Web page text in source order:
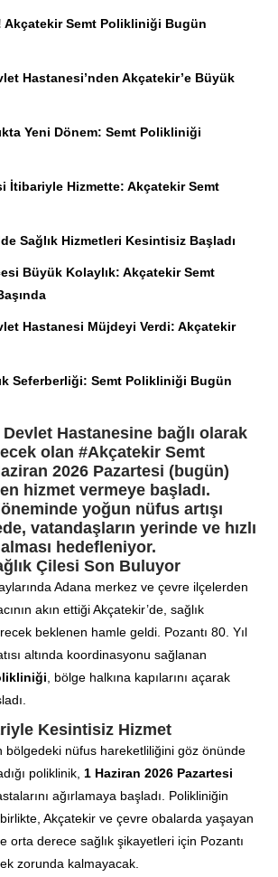
Akçatekir Semt Polikliniği Bugün
Hastanesi’nden Akçatekir’e Büyük
Yeni Dönem: Semt Polikliniği
İtibariyle Hizmette: Akçatekir Semt
Sağlık Hizmetleri Kesintisiz Başladı
Büyük Kolaylık: Akçatekir Semt
Hastanesi Müjdeyi Verdi: Akçatekir
Seferberliği: Semt Polikliniği Bugün
Devlet Hastanesine bağlı olarak
olan #Akçatekir Semt
2026 Pazartesi (bugün)
hizmet vermeye başladı.
yoğun nüfus artışı
vatandaşların yerinde ve hızlı
hedefleniyor.
Çilesi Son Buluyor
Adana merkez ve çevre ilçelerden
akın ettiği Akçatekir’de, sağlık
beklenen hamle geldi. Pozantı 80. Yıl
altında koordinasyonu sağlanan
, bölge halkına kapılarını açarak
Kesintisiz Hizmet
bölgedeki nüfus hareketliliğini göz önünde
poliklinik, 1 Haziran 2026 Pazartesi
ağırlamaya başladı. Polikliniğin
Akçatekir ve çevre obalarda yaşayan
orta derece sağlık şikayetleri için Pozantı
zorunda kalmayacak.